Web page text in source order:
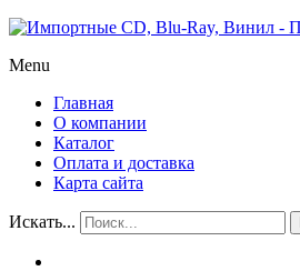
Menu
Главная
О компании
Каталог
Оплата и доставка
Карта сайта
Искать...